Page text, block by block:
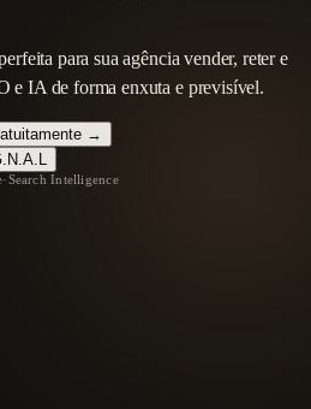
para sua agência vender, reter e
e IA de forma enxuta e previsível.
→
·Search Intelligence